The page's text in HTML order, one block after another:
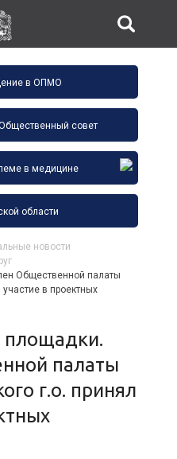
в ОПМО
совет
в медицине
области
новости
Общественной палаты
в проектных
палаты
г.о. принял